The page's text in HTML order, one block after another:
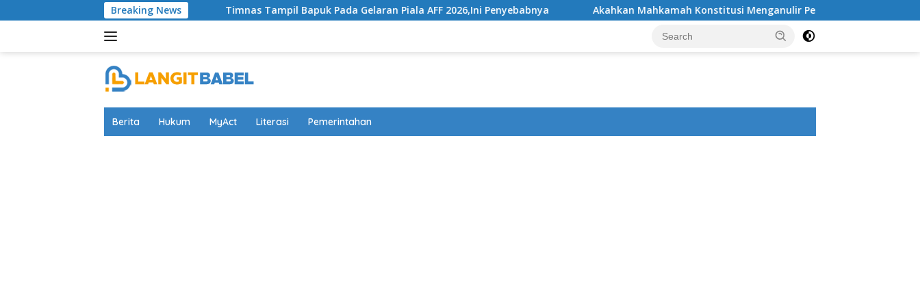
to
Breaking NewsTimnas Tampil Bapuk Pada Gelaran Piala AFF 2026,Ini Penyebabnya Akahkan Mahkamah Konstitusi Menganulir Peran Pemberi Bantuan Hukum?
Berita Hukum MyAct Literasi Pemerintahan